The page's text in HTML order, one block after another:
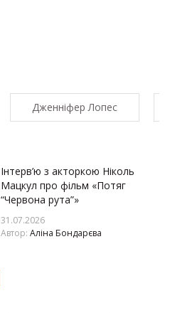
Дженніфер Лопес
Інтерв’ю з акторкою Ніколь
Мацкул про фільм «Потяг
“Червона рута”»
31.07.2026
Автор: Аліна Бондарєва